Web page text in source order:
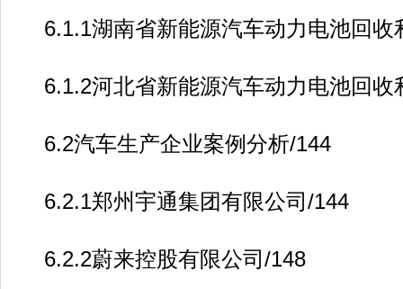
6.1.1湖南省新能源汽车动力电池回收
6.1.2河北省新能源汽车动力电池回收
6.2汽车生产企业案例分析/144
6.2.1郑州宇通集团有限公司/144
6.2.2蔚来控股有限公司/148